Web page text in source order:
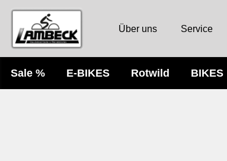
Über uns Service
Sale % E-BIKES Rotwild BIKES